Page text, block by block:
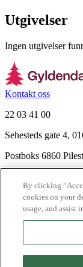
Utgivelser
Ingen utgivelser
Kontakt oss
22 03 41 00
Sehesteds gate 4,
Postboks 6860
Nyhetsbrev
Ledige
Send inn
By clicking
cookies on your
usage, and assist